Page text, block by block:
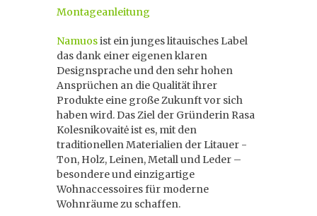
Montageanleitung
Namuosist ein junges litauisches Label
das dank einer eigenen klaren
Designsprache und den sehr hohen
Ansprüchen an die Qualität ihrer
Produkte eine große Zukunft vor sich
haben wird. Das Ziel der Gründerin Rasa
Kolesnikovaitė ist es, mit den
traditionellen Materialien der Litauer -
Ton, Holz, Leinen, Metall und Leder –
besondere und einzigartige
Wohnaccessoires für moderne
Wohnräume zu schaffen.